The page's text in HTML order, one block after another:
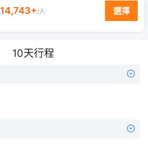
14,743+/人 選擇
10天行程